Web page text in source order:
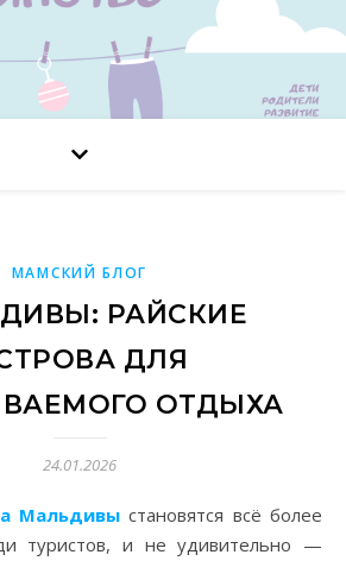
МАМСКИЙ БЛОГ
РАЙСКИЕ
ДЛЯ
ОТДЫХА
24.01.2026
Мальдивы становятся всё более
туристов, и не удивительно —